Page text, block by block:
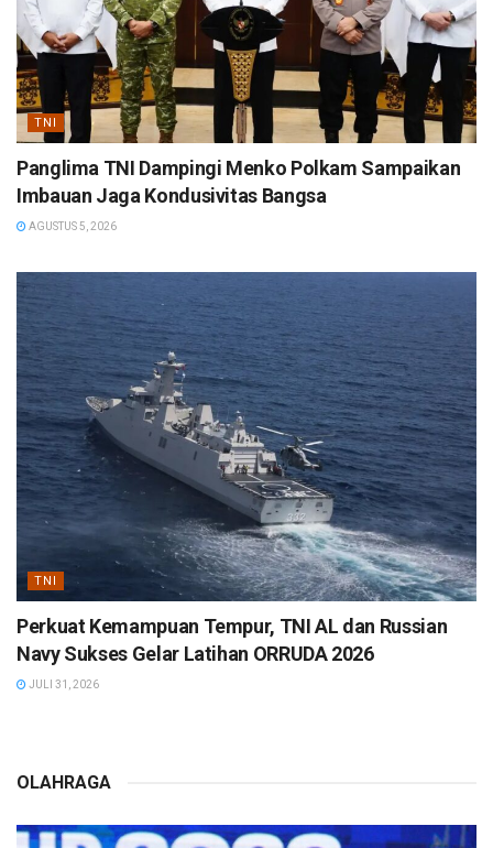
TNI
Panglima TNI Dampingi Menko Polkam Sampaikan
Imbauan Jaga Kondusivitas Bangsa
AGUSTUS 5, 2026
TNI
Perkuat Kemampuan Tempur, TNI AL dan Russian
Navy Sukses Gelar Latihan ORRUDA 2026
JULI 31, 2026
OLAHRAGA